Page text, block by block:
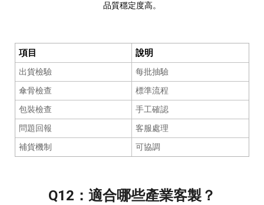
品質穩定度高。
項目 說明
出貨檢驗
每批抽驗
傘骨檢查
標準流程
包裝檢查
手工確認
問題回報
客服處理
補貨機制
可協調
Q12：適合哪些產業客製？